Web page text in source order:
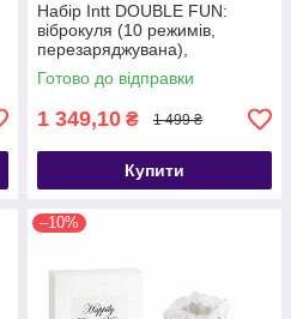
Набір Intt DOUBLE FUN:
віброкуля (10 режимів,
перезаряджувана),
полунична змазка на водній
основі - SO7130
Готово до відправки
1 349,10 ₴ 1 499 ₴
Купити
–10%